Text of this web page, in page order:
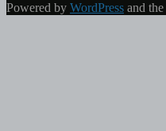
Powered by WordPress and the